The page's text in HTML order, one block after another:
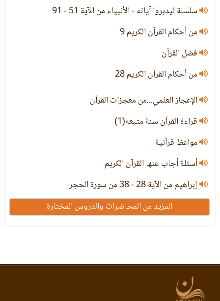
سلسلة ليدبروا آياته - الأنبياء من الآية 51 - 91
من أحكام القرآن الكريم 9
فضل القرآن
من أحكام القرآن الكريم 28
الإعجاز العلمي...من معجزات القرآن
قراءة القرآن سنة متبعه(1)
مواعظ قرآنية
أسئلة أجاب عنها القرآن الكريم
إبراهيم من الآية 28 - 38 من سورة الحجر
المزيد من المحاضرات والدروس المختارة